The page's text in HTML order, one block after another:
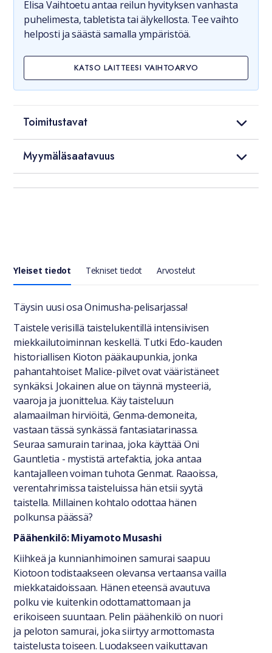
Elisa Vaihtoetu antaa reilun hyvityksen vanhasta
puhelimesta, tabletista tai älykellosta. Tee vaihto
helposti ja säästä samalla ympäristöä.
KATSO LAITTEESI VAIHTOARVO
Toimitustavat
Myymäläsaatavuus
Yleiset tiedot Tekniset tiedot Arvostelut
Yleiset tiedot
Täysin uusi osa Onimusha-pelisarjassa!
Taistele verisillä taistelukentillä intensiivisen
miekkailutoiminnan keskellä. Tutki Edo-kauden
historiallisen Kioton pääkaupunkia, jonka
pahantahtoiset Malice-pilvet ovat vääristäneet
synkäksi. Jokainen alue on täynnä mysteeriä,
vaaroja ja juonittelua. Käy taisteluun
alamaailman hirviöitä, Genma-demoneita,
vastaan tässä synkässä fantasiatarinassa.
Seuraa samurain tarinaa, joka käyttää Oni
Gauntletia - mystistä artefaktia, joka antaa
kantajalleen voiman tuhota Genmat. Raaoissa,
verentahrimissa taisteluissa hän etsii syytä
taistella. Millainen kohtalo odottaa hänen
polkunsa päässä?
Päähenkilö: Miyamoto Musashi
Kiihkeä ja kunnianhimoinen samurai saapuu
Kiotoon todistaakseen olevansa vertaansa vailla
miekkataidoissaan. Hänen eteensä avautuva
polku vie kuitenkin odottamattomaan ja
erikoiseen suuntaan. Pelin päähenkilö on nuori
ja peloton samurai, joka siirtyy armottomasta
taistelusta toiseen. Luodakseen vaikuttavan